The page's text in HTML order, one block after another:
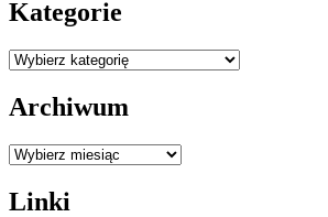
Kategorie
Kategorie
Archiwum
Archiwum
Linki